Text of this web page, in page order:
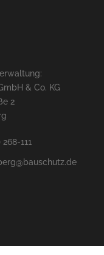
& Co. KG
2
268-111